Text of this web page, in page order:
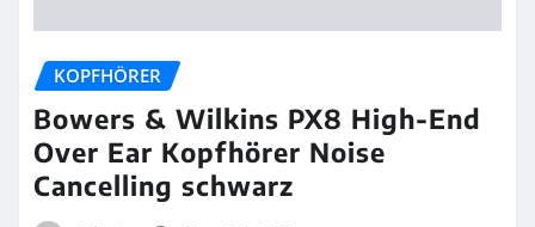
KOPFHÖRER
Bowers & Wilkins PX8 High-End
Over Ear Kopfhörer Noise
Cancelling schwarz